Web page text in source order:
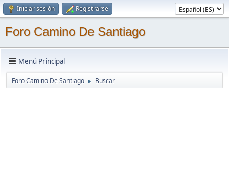
Iniciar sesión Registrarse
Foro Camino De Santiago
Menú Principal
Foro Camino De Santiago ► Buscar